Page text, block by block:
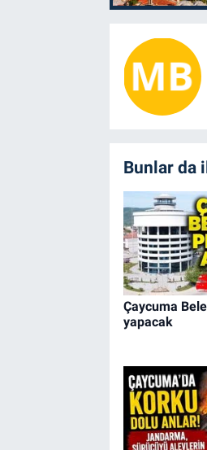
Bunlar da
Çaycuma
yapacak